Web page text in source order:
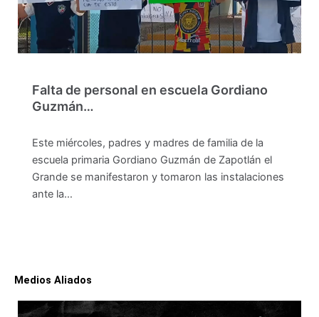
Falta de personal en escuela Gordiano
Guzmán…
Este miércoles, padres y madres de familia de la
escuela primaria Gordiano Guzmán de Zapotlán el
Grande se manifestaron y tomaron las instalaciones
ante la…
Medios Aliados